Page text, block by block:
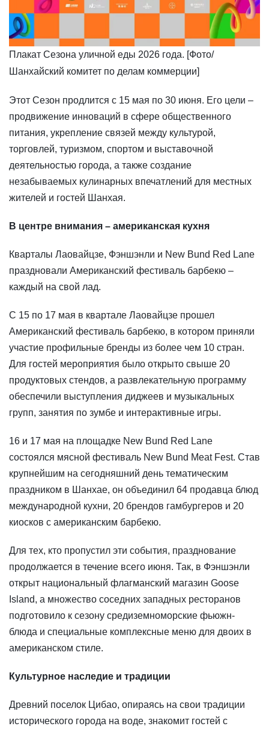
Плакат Сезона уличной еды 2026 года. [Фото/
Шанхайский комитет по делам коммерции]
​Этот Сезон продлится с 15 мая по 30 июня. Его цели –
продвижение инноваций в сфере общественного
питания, укрепление связей между культурой,
торговлей, туризмом, спортом и выставочной
деятельностью города, а также создание
незабываемых кулинарных впечатлений для местных
жителей и гостей Шанхая.
В центре внимания – американская кухня
Кварталы Лаовайцзе, Фэншэнли и New Bund Red Lane
праздновали Американский фестиваль барбекю –
каждый на свой лад.
С 15 по 17 мая в квартале Лаовайцзе прошел
Американский фестиваль барбекю, в котором приняли
участие профильные бренды из более чем 10 стран.
Для гостей мероприятия было открыто свыше 20
продуктовых стендов, а развлекательную программу
обеспечили выступления диджеев и музыкальных
групп, занятия по зумбе и интерактивные игры.
16 и 17 мая на площадке New Bund Red Lane
состоялся мясной фестиваль New Bund Meat Fest. Став
крупнейшим на сегодняшний день тематическим
праздником в Шанхае, он объединил 64 продавца блюд
международной кухни, 20 брендов гамбургеров и 20
киосков с американским барбекю.
Для тех, кто пропустил эти события, празднование
продолжается в течение всего июня. Так, в Фэншэнли
открыт национальный флагманский магазин Goose
Island, а множество соседних западных ресторанов
подготовило к сезону средиземноморские фьюжн-
блюда и специальные комплексные меню для двоих в
американском стиле.
Культурное наследие и традиции
Древний поселок Цибао, опираясь на свои традиции
исторического города на воде, знакомит гостей с